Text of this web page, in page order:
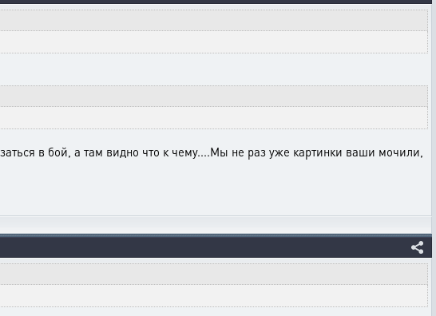
в бой, а там видно что к чему....Мы не раз уже картинки ваши мочили,